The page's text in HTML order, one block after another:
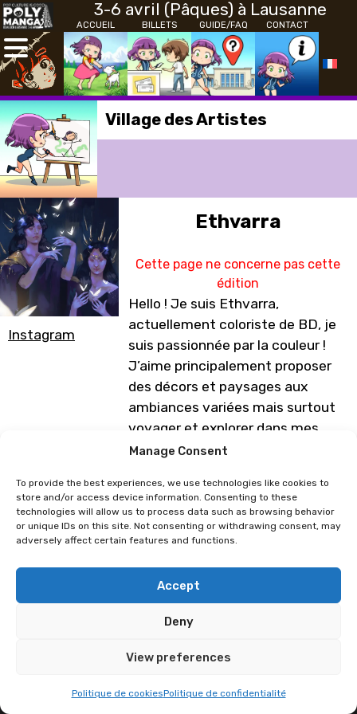
Manage Consent
To provide the best experiences, we use technologies like cookies to
store and/or access device information. Consenting to these
technologies will allow us to process data such as browsing behavior
or unique IDs on this site. Not consenting or withdrawing consent, may
adversely affect certain features and functions.
Accept
Deny
View preferences
Politique de cookiesPolitique de confidentialité
3-6 avril (Pâques) à Lausanne
ACCUEIL BILLETS GUIDE/FAQ CONTACT
Village des Artistes
Instagram
Ethvarra
Cette page ne concerne pas cette
édition
Hello ! Je suis Ethvarra,
actuellement coloriste de BD, je
suis passionnée par la couleur !
J’aime principalement proposer
des décors et paysages aux
ambiances variées mais surtout
voyager et explorer dans mes
peintures !
Programme sous réserve de
modification